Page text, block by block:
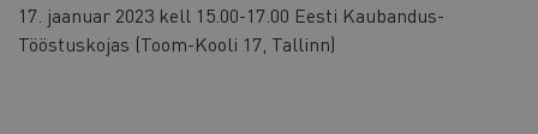
17. jaanuar 2023 kell 15.00-17.00 Eesti Kaubandus-
Tööstuskojas (Toom-Kooli 17, Tallinn)